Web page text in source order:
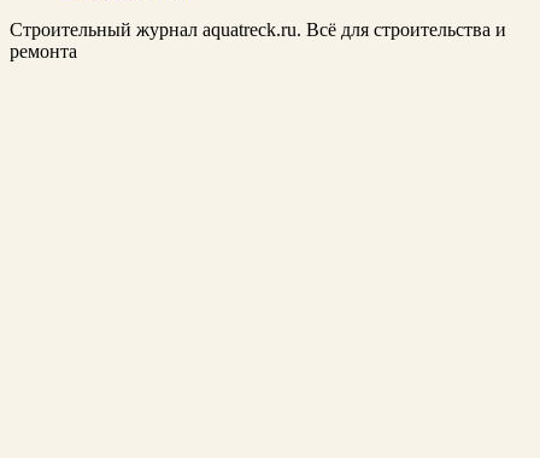
Строительный журнал aquatreck.ru. Всё для строительства и
ремонта